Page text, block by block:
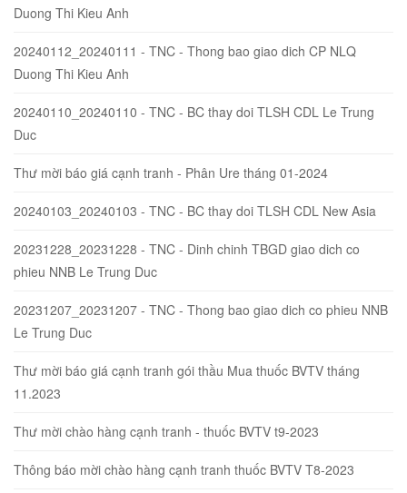
Duong Thi Kieu Anh
20240112_20240111 - TNC - Thong bao giao dich CP NLQ
Duong Thi Kieu Anh
20240110_20240110 - TNC - BC thay doi TLSH CDL Le Trung
Duc
Thư mời báo giá cạnh tranh - Phân Ure tháng 01-2024
20240103_20240103 - TNC - BC thay doi TLSH CDL New Asia
20231228_20231228 - TNC - Dinh chinh TBGD giao dich co
phieu NNB Le Trung Duc
20231207_20231207 - TNC - Thong bao giao dich co phieu NNB
Le Trung Duc
Thư mời báo giá cạnh tranh gói thầu Mua thuốc BVTV tháng
11.2023
Thư mời chào hàng cạnh tranh - thuốc BVTV t9-2023
Thông báo mời chào hàng cạnh tranh thuốc BVTV T8-2023